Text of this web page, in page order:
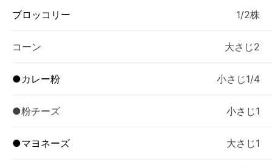
ブロッコリー 1/2株
コーン 大さじ2
●カレー粉 小さじ1/4
●粉チーズ 小さじ1
●マヨネーズ 大さじ1